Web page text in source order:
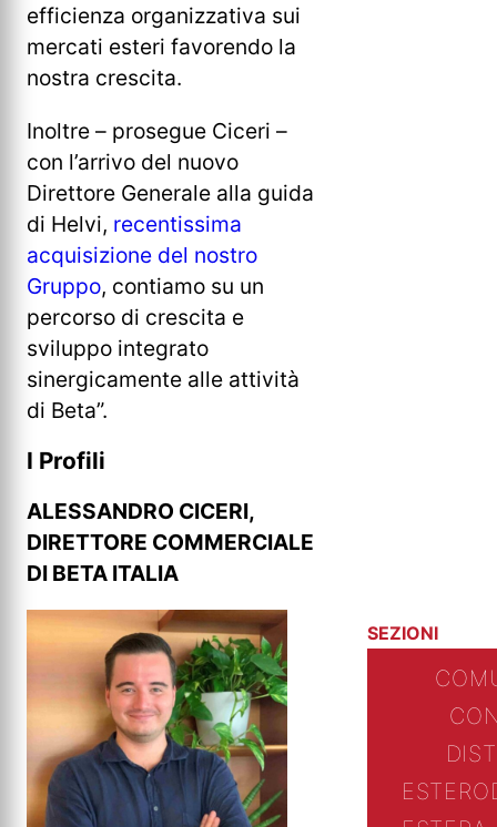
efficienza organizzativa sui
mercati esteri favorendo la
nostra crescita.
Inoltre – prosegue Ciceri –
con l’arrivo del nuovo
Direttore Generale alla guida
di Helvi, recentissima
acquisizione del nostro
Gruppo, contiamo su un
percorso di crescita e
sviluppo integrato
sinergicamente alle attività
di Beta”.
I Profili
ALESSANDRO CICERI,
DIRETTORE COMMERCIALE
DI BETA ITALIA
SEZIONI
ESTERO